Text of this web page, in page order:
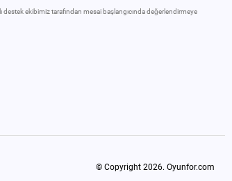
destek ekibimiz tarafından mesai başlangıcında değerlendirmeye
© Copyright 2026. Oyunfor.com